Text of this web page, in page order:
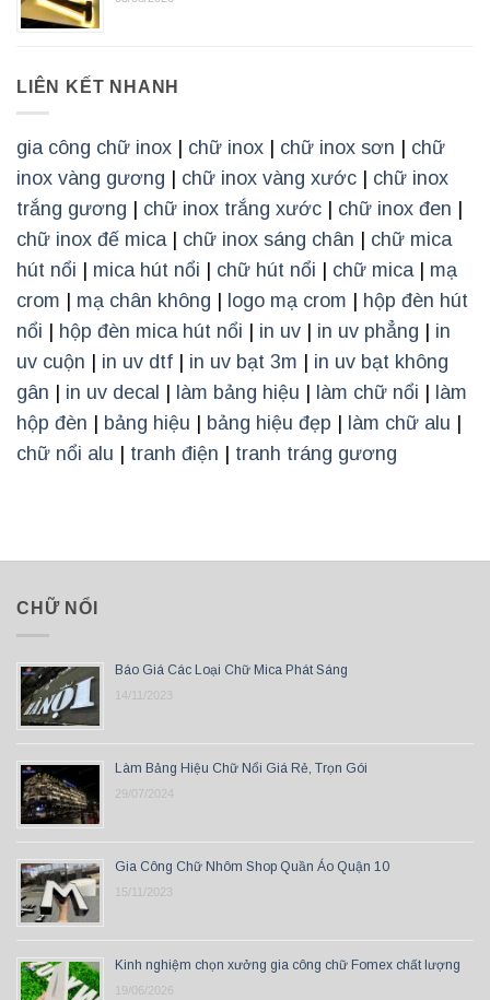
LIÊN KẾT NHANH
gia công chữ inox chữ inox chữ inox sơn
chữ
inox vàng gương
chữ inox vàng xước
chữ inox
trắng gương
chữ inox trắng xước chữ inox đen
chữ inox đế mica| chữ inox sáng chân
chữ mica
hút nổi
mica hút nổi chữ hút nổi chữ mica| mạ
crom
mạ chân không logo mạ crom
hộp đèn hút
nổi
hộp đèn mica hút nổi in uv in uv phẳng
in
uv cuộn
in uv dtf in uv bạt 3m
in uv bạt không
gân
in uv decal làm bảng hiệu làm chữ nổi
làm
hộp đèn
bảng hiệu bảng hiệu đẹp làm chữ alu
chữ nổi alu
tranh điện tranh tráng gương
CHỮ NỔI
Báo Giá Các Loại Chữ Mica Phát Sáng
14/11/2023
Làm Bảng Hiệu Chữ Nổi Giá Rẻ, Trọn Gói
29/07/2024
Gia Công Chữ Nhôm Shop Quần Áo Quận 10
15/11/2023
Kinh nghiệm chọn xưởng gia công chữ Fomex chất lượng
19/06/2026